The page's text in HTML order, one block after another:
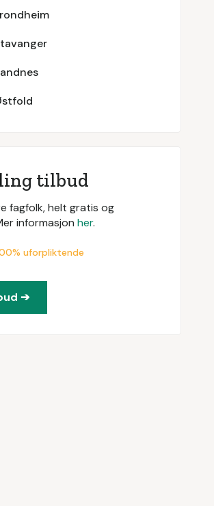
tilbud
fagfolk, helt gratis og
informasjon her.
uforpliktende
➔